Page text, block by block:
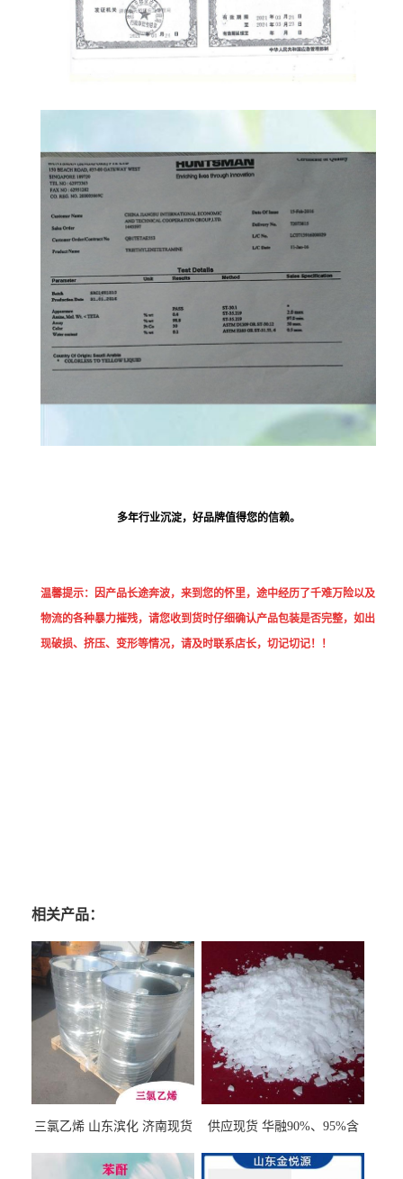
多年行业沉淀，好品牌值得您的信赖。
温馨提示：因产品长途奔波，来到您的怀里，途中经历了千难万险以及
物流的各种暴力摧残，请您收到货时仔细确认产品包装是否完整，如出
现破损、挤压、变形等情况，请及时联系店长，切记切记！！
相关产品：
三氯乙烯 山东滨化 济南现货
供应现货 华融90%、95%含